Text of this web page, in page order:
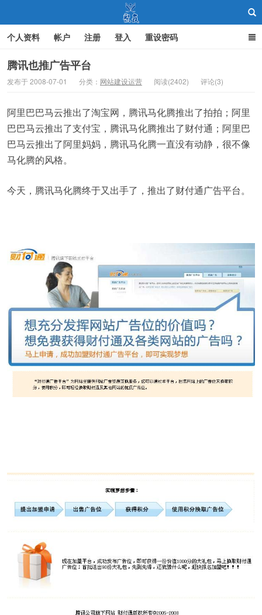
个人资料 帐户 注册 登入 重设密码
腾讯也推广告平台
发布于 2008-07-01 分类： 网站建设运营 阅读(2402) 评论(3)
阿里巴巴马云推出了淘宝网，腾讯马化腾推出了拍拍；阿里
巴巴马云推出了支付宝，腾讯马化腾推出了财付通；阿里巴
巴马云推出了阿里妈妈，腾讯马化腾一直没有动静，很不像
马化腾的风格。
今天，腾讯马化腾终于又出手了，推出了财付通广告平台。